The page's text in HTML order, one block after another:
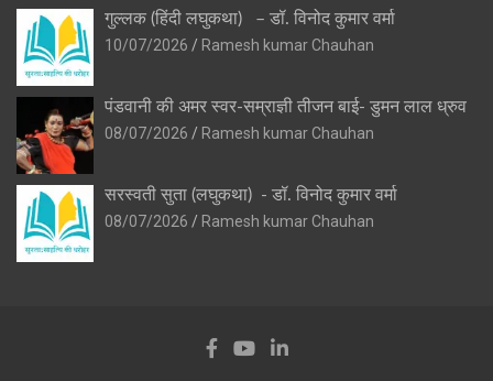
गुल्लक (हिंदी लघुकथा) – डॉ. विनोद कुमार वर्मा
10/07/2026
Ramesh kumar Chauhan
पंडवानी की अमर स्वर-सम्राज्ञी तीजन बाई- डुमन लाल ध्रुव
08/07/2026
Ramesh kumar Chauhan
सरस्वती सुता (लघुकथा) ​- डॉ. विनोद कुमार वर्मा
08/07/2026
Ramesh kumar Chauhan